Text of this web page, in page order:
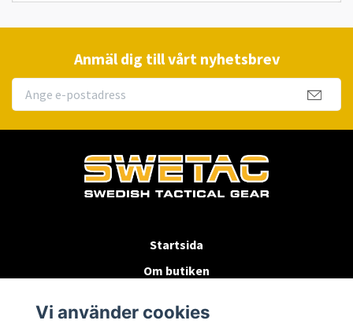
Anmäl dig till vårt nyhetsbrev
Startsida
Om butiken
Vi använder cookies